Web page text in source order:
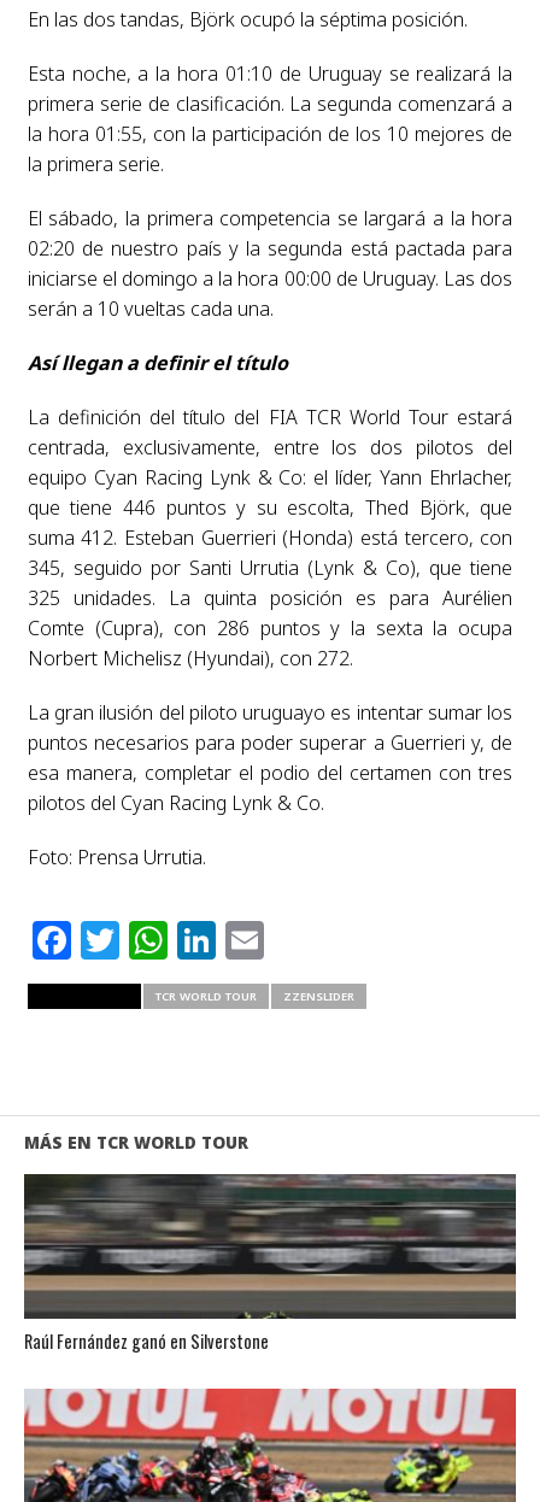
En las dos tandas, Björk ocupó la séptima posición.
Esta noche, a la hora 01:10 de Uruguay se realizará la
primera serie de clasificación. La segunda comenzará a
la hora 01:55, con la participación de los 10 mejores de
la primera serie.
El sábado, la primera competencia se largará a la hora
02:20 de nuestro país y la segunda está pactada para
iniciarse el domingo a la hora 00:00 de Uruguay. Las dos
serán a 10 vueltas cada una.
Así llegan a definir el título
La definición del título del FIA TCR World Tour estará
centrada, exclusivamente, entre los dos pilotos del
equipo Cyan Racing Lynk & Co: el líder, Yann Ehrlacher,
que tiene 446 puntos y su escolta, Thed Björk, que
suma 412. Esteban Guerrieri (Honda) está tercero, con
345, seguido por Santi Urrutia (Lynk & Co), que tiene
325 unidades. La quinta posición es para Aurélien
Comte (Cupra), con 286 puntos y la sexta la ocupa
Norbert Michelisz (Hyundai), con 272.
La gran ilusión del piloto uruguayo es intentar sumar los
puntos necesarios para poder superar a Guerrieri y, de
esa manera, completar el podio del certamen con tres
pilotos del Cyan Racing Lynk & Co.
Foto: Prensa Urrutia.
Facebook
Twitter
WhatsApp
LinkedIn
Email
TCR WORLD TOUR ZZENSLIDER
MÁS EN TCR WORLD TOUR
Raúl Fernández ganó en Silverstone